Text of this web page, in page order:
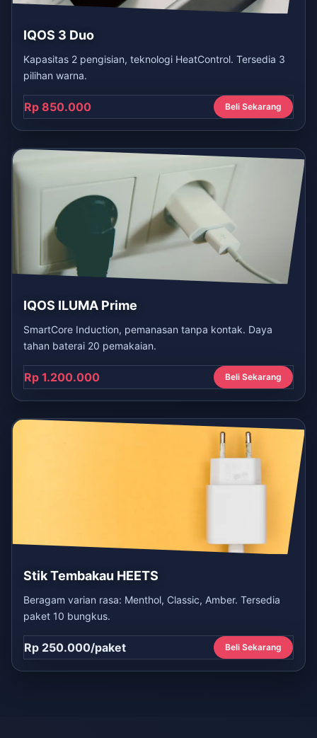
IQOS 3 Duo
Kapasitas 2 pengisian, teknologi HeatControl. Tersedia 3
pilihan warna.
Rp 850.000 Beli Sekarang
IQOS ILUMA Prime
SmartCore Induction, pemanasan tanpa kontak. Daya
tahan baterai 20 pemakaian.
Rp 1.200.000 Beli Sekarang
Stik Tembakau HEETS
Beragam varian rasa: Menthol, Classic, Amber. Tersedia
paket 10 bungkus.
Rp 250.000/paket Beli Sekarang